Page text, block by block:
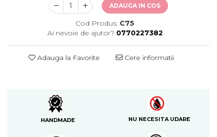
ADAUGA IN COS
Cod Produs: C75
Ai nevoie de ajutor? 0770227382
Adauga la Favorite Cere informatii
HANDMADE NU NECESITA UDARE